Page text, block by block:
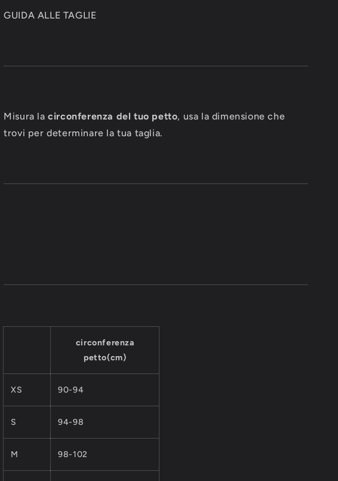
GUIDA ALLE TAGLIE
Misura lacirconferenza del tuo petto, usa la dimensione che
trovi per determinare la tua taglia.
circonferenza
petto(cm)
XS 90-94
S 94-98
M 98-102